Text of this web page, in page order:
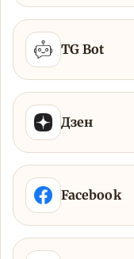
TG Bot
Дзен
Facebook